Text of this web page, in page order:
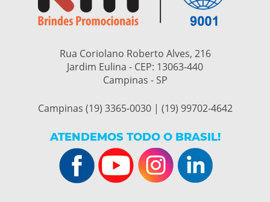
Rua Coriolano Roberto Alves, 216
Jardim Eulina - CEP: 13063-440
Campinas - SP
Campinas (19) 3365-0030 | (19) 99702-4642
ATENDEMOS TODO O BRASIL!